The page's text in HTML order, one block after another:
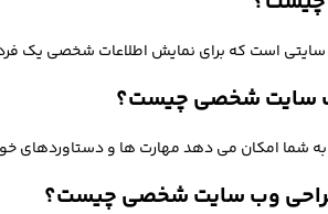
است که برای نمایش اطلاعات شخصی یک فرد،
سایت شخصی چیست؟
امکان می دهد مهارت ها و دستاوردهای خود را
وب سایت شخصی چیست؟